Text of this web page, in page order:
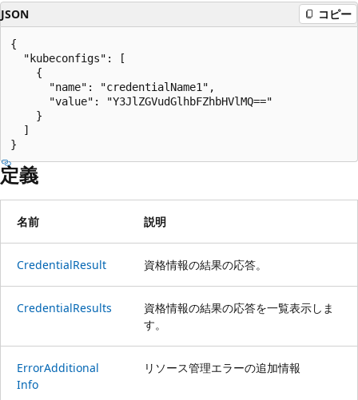
JSON コピー
{
  "kubeconfigs": [
    {
      "name": "credentialName1",
      "value": "Y3JlZGVudGlhbFZhbHVlMQ=="
    }
  ]
}
定義
名前 説明
CredentialResult 資格情報の結果の応答。
CredentialResults
資格情報の結果の応答を一覧表示しま
す。
ErrorAdditional
Info
リソース管理エラーの追加情報